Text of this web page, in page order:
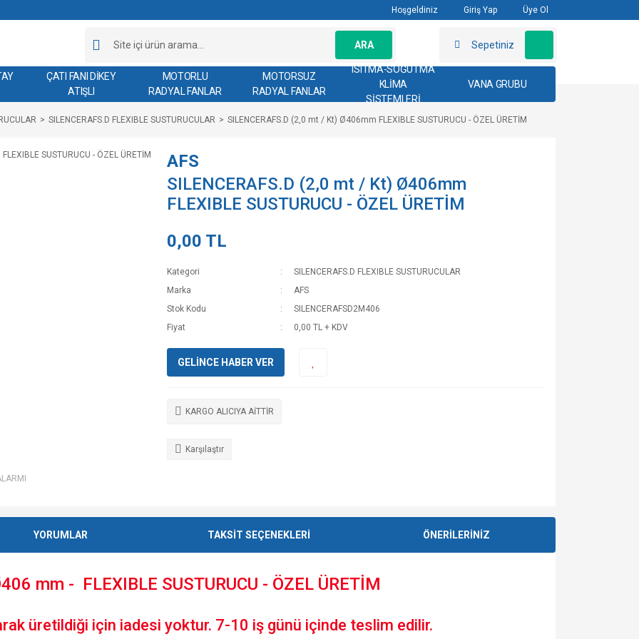
Hoşgeldiniz Giriş Yap Üye Ol
ARA Sepetiniz
ÇATI FANI DİKEY
ATIŞLI
MOTORLU
RADYAL FANLAR
MOTORSUZ
RADYAL FANLAR
ISITMA-SOĞUTMA
KLİMA
SİSTEMLERİ
VANA GRUBU
SILENCERAFS.D FLEXIBLE SUSTURUCULAR SILENCERAFS.D (2,0 mt / Kt) Ø406mm FLEXIBLE SUSTURUCU - ÖZEL ÜRETİM
AFS
SILENCERAFS.D (2,0 mt / Kt) Ø406mm
FLEXIBLE SUSTURUCU - ÖZEL ÜRETİM
0,00 TL
Kategori
SILENCERAFS.D FLEXIBLE SUSTURUCULAR
Marka
AFS
Stok Kodu
SILENCERAFSD2M406
Fiyat
0,00 TL + KDV
GELİNCE HABER VER
KARGO ALICIYA AİTTİR
Karşılaştır
YORUMLAR TAKSİT SEÇENEKLERİ ÖNERİLERİNİZ
mm - FLEXIBLE SUSTURUCU - ÖZEL ÜRETİM
üretildiği için iadesi yoktur. 7-10 iş günü içinde teslim edilir.